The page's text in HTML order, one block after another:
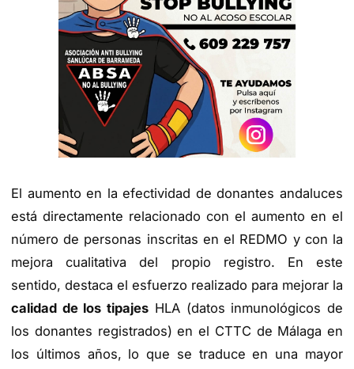
El aumento en la efectividad de donantes andaluces
está directamente relacionado con el aumento en el
número de personas inscritas en el REDMO y con la
mejora cualitativa del propio registro. En este
sentido, destaca el esfuerzo realizado para mejorar la
calidad de los tipajes HLA (datos inmunológicos de
los donantes registrados) en el CTTC de Málaga en
los últimos años, lo que se traduce en una mayor